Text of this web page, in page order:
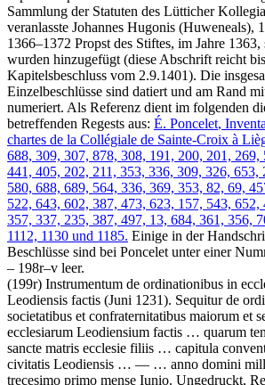
Sammlung der Statuten des Lütticher
veranlasste Johannes Hugonis (Huweneals),
1366–1372 Propst des Stiftes, im Jahre 1363,
wurden hinzugefügt (diese Abschrift reicht
Kapitelsbeschluss vom 2.9.1401). Die
Einzelbeschlüsse sind datiert und am Rand
numeriert. Als Referenz dient im folgenden
betreffenden Regests aus: É. Poncelet,
chartes de la Collégiale de Sainte-Croix à
688, 309, 307, 878, 308, 191, 200, 201, 269,
441, 405, 202, 211, 353, 336, 309, 326, 653,
580, 688, 689, 564, 336, 369, 353, 82, 69,
522, 643, 602, 387, 473, 623, 157, 543, 652,
357, 337, 235, 387, 497, 13, 684, 361, 356,
1112, 1130 und 1185. Einige in der
Beschlüsse sind bei Poncelet unter einer
– 198r–v leer.
(199r) Instrumentum de ordinationibus in
Leodiensis factis (Juni 1231). Sequitur de
societatibus et confraternitatibus maiorum et
ecclesiarum Leodiensium factis … quarum
sancte matris ecclesie filiis … capitula
civitatis Leodiensis … — … anno domini
trecesimo primo mense Iunio. Ungedruckt,